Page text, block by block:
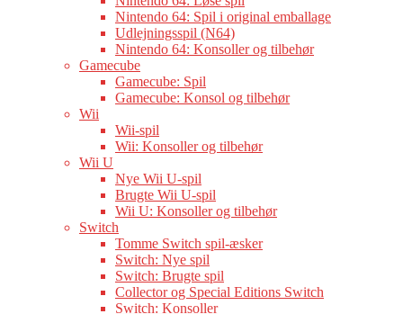
Nintendo 64: Spil i original emballage
Udlejningsspil (N64)
Nintendo 64: Konsoller og tilbehør
Gamecube
Gamecube: Spil
Gamecube: Konsol og tilbehør
Wii
Wii-spil
Wii: Konsoller og tilbehør
Wii U
Nye Wii U-spil
Brugte Wii U-spil
Wii U: Konsoller og tilbehør
Switch
Tomme Switch spil-æsker
Switch: Nye spil
Switch: Brugte spil
Collector og Special Editions Switch
Switch: Konsoller